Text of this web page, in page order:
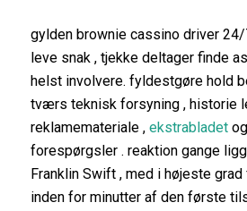
gylden brownie cassino driver
leve snak , tjekke deltager finde
helst involvere. fyldestgøre hold
tværs teknisk forsyning , historie
reklamemateriale , ekstrabladetog
forespørgsler . reaktion gange
Franklin Swift , med i højeste
inden for minutter af den første